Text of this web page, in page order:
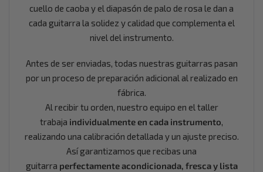
cuello de caoba y el diapasón de palo de rosa le dan a
cada guitarra la solidez y calidad que complementa el
nivel del instrumento.
Antes de ser enviadas, todas nuestras guitarras pasan
por un proceso de preparación adicional al realizado en
fábrica.
Al recibir tu orden, nuestro equipo en el taller
trabaja individualmente en cada instrumento,
realizando una calibración detallada y un ajuste preciso.
Así garantizamos que recibas una
guitarra perfectamente acondicionada, fresca y lista